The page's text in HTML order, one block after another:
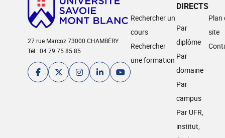
27 rue Marcoz 73000 CHAMBÉRY
Tél : 04 79 75 85 85
Rechercher un
cours
Rechercher
une formation
DIRECTS
Par
diplôme
Par
domaine
Par
campus
Par UFR,
institut,
Plan
site